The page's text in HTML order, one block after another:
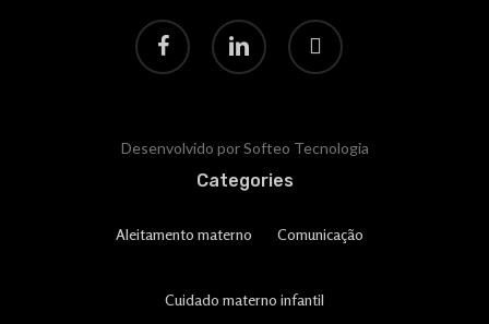
Desenvolvido por Softeo Tecnologia
Categories
Aleitamento materno Comunicação
Cuidado materno infantil